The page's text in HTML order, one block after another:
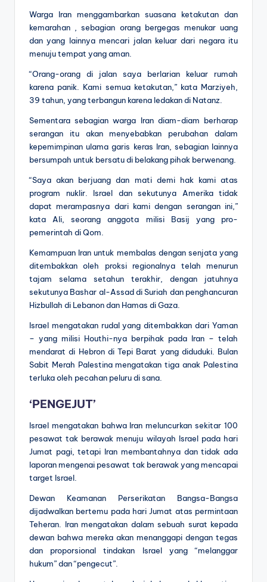
Warga Iran menggambarkan suasana ketakutan dan
kemarahan , sebagian orang bergegas menukar uang
dan yang lainnya mencari jalan keluar dari negara itu
menuju tempat yang aman.
“Orang-orang di jalan saya berlarian keluar rumah
karena panik. Kami semua ketakutan,” kata Marziyeh,
39 tahun, yang terbangun karena ledakan di Natanz.
Sementara sebagian warga Iran diam-diam berharap
serangan itu akan menyebabkan perubahan dalam
kepemimpinan ulama garis keras Iran, sebagian lainnya
bersumpah untuk bersatu di belakang pihak berwenang.
“Saya akan berjuang dan mati demi hak kami atas
program nuklir. Israel dan sekutunya Amerika tidak
dapat merampasnya dari kami dengan serangan ini,”
kata Ali, seorang anggota milisi Basij yang pro-
pemerintah di Qom.
Kemampuan Iran untuk membalas dengan senjata yang
ditembakkan oleh proksi regionalnya telah menurun
tajam selama setahun terakhir, dengan jatuhnya
sekutunya Bashar al-Assad di Suriah dan penghancuran
Hizbullah di Lebanon dan Hamas di Gaza.
Israel mengatakan rudal yang ditembakkan dari Yaman
– yang milisi Houthi-nya berpihak pada Iran – telah
mendarat di Hebron di Tepi Barat yang diduduki. Bulan
Sabit Merah Palestina mengatakan tiga anak Palestina
terluka oleh pecahan peluru di sana.
‘PENGEJUT’
Israel mengatakan bahwa Iran meluncurkan sekitar 100
pesawat tak berawak menuju wilayah Israel pada hari
Jumat pagi, tetapi Iran membantahnya dan tidak ada
laporan mengenai pesawat tak berawak yang mencapai
target Israel.
Dewan Keamanan Perserikatan Bangsa-Bangsa
dijadwalkan bertemu pada hari Jumat atas permintaan
Teheran. Iran mengatakan dalam sebuah surat kepada
dewan bahwa mereka akan menanggapi dengan tegas
dan proporsional tindakan Israel yang “melanggar
hukum” dan “pengecut”.